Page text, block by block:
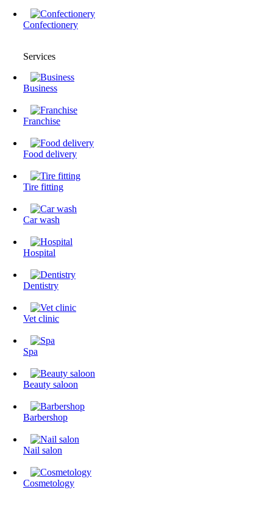
Confectionery
Services
Business
Franchise
Food delivery
Tire fitting
Сar wash
Hospital
Dentistry
Vet clinic
Spa
Beauty saloon
Barbershop
Nail salon
Cosmetology